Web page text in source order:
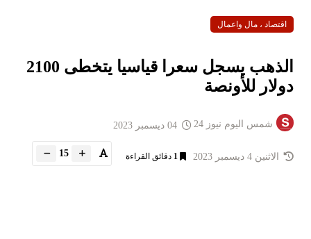
اقتصاد ، مال واعمال
الذهب يسجل سعرا قياسيا يتخطى 2100
دولار للأونصة
شمس اليوم نيوز 24
الاثنين 4 ديسمبر 2023 1 دقائق القراءة 15